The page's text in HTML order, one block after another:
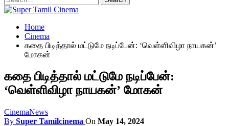
Home
Cinema
கதை பிடித்தால் மட்டுமே நடிப்பேன்: ‘வெள்ளிவிழா நாயகன்’
மோகன்
கதை பிடித்தால் மட்டுமே நடிப்பேன்:
‘வெள்ளிவிழா நாயகன்’ மோகன்
CinemaNews
By Super Tamilcinema On May 14, 2024